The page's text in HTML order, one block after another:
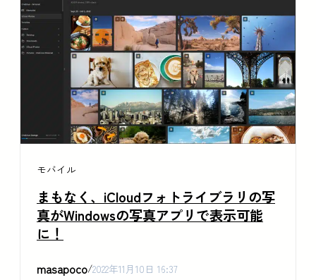
モバイル
まもなく、iCloudフォトライブラリの写
真がWindowsの写真アプリで表示可能
に！
masapoco/2022年11月10日 16:37